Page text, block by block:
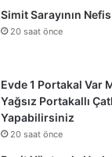
Simit Sarayının
20 saat önce
Evde 1 Portakal Var
Yağsız Portakallı
Yapabilirsiniz
20 saat önce